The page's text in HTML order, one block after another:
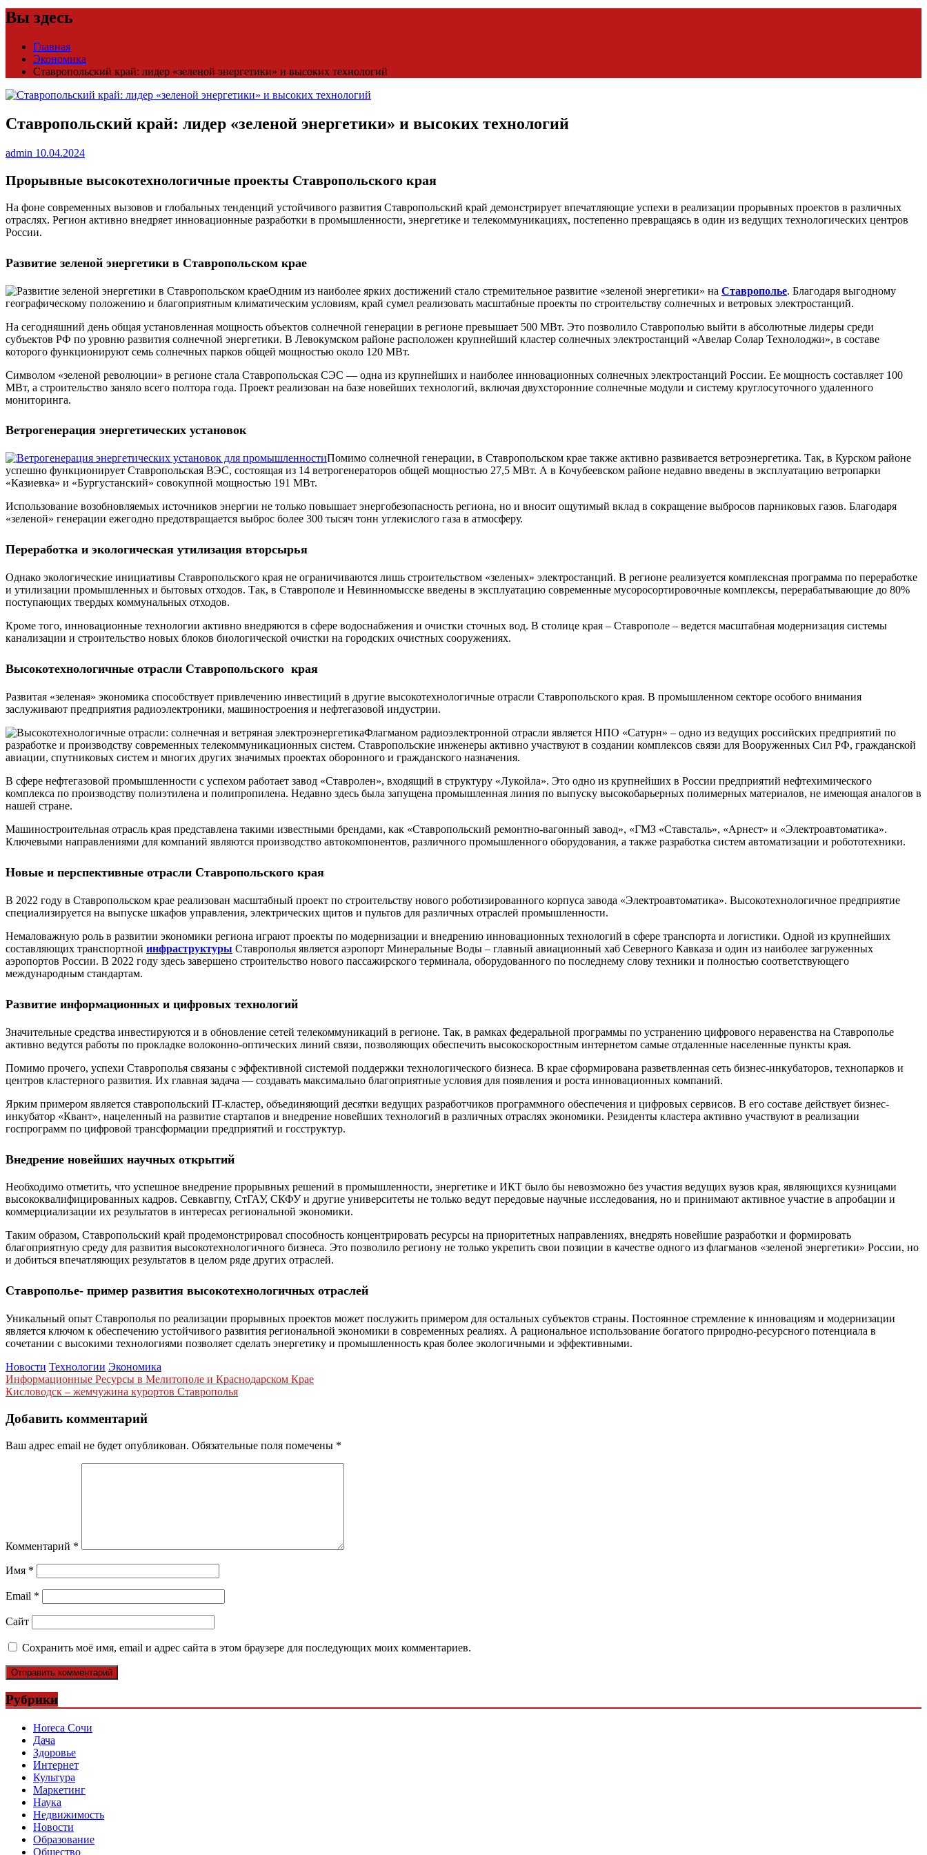
Вы здесь
Главная
Экономика
Ставропольский край: лидер «зеленой энергетики» и высоких технологий
Ставропольский край: лидер «зеленой энергетики» и высоких технологий
admin 10.04.2024
Прорывные высокотехнологичные проекты Ставропольского края
На фоне современных вызовов и глобальных тенденций устойчивого развития Ставропольский край демонстрирует впечатляющие успехи в реализации прорывных проектов в различных
отраслях. Регион активно внедряет инновационные разработки в промышленности, энергетике и телекоммуникациях, постепенно превращаясь в один из ведущих технологических центров
России.
Развитие зеленой энергетики в Ставропольском крае
Одним из наиболее ярких достижений стало стремительное развитие «зеленой энергетики» на Ставрополье. Благодаря выгодному
географическому положению и благоприятным климатическим условиям, край сумел реализовать масштабные проекты по строительству солнечных и ветровых электростанций.
На сегодняшний день общая установленная мощность объектов солнечной генерации в регионе превышает 500 МВт. Это позволило Ставрополью выйти в абсолютные лидеры среди
субъектов РФ по уровню развития солнечной энергетики. В Левокумском районе расположен крупнейший кластер солнечных электростанций «Авелар Солар Технолоджи», в составе
которого функционируют семь солнечных парков общей мощностью около 120 МВт.
Символом «зеленой революции» в регионе стала Ставропольская СЭС — одна из крупнейших и наиболее инновационных солнечных электростанций России. Ее мощность составляет 100
МВт, а строительство заняло всего полтора года. Проект реализован на базе новейших технологий, включая двухсторонние солнечные модули и систему круглосуточного удаленного
мониторинга.
Ветрогенерация энергетических установок
Помимо солнечной генерации, в Ставропольском крае также активно развивается ветроэнергетика. Так, в Курском районе
успешно функционирует Ставропольская ВЭС, состоящая из 14 ветрогенераторов общей мощностью 27,5 МВт. А в Кочубеевском районе недавно введены в эксплуатацию ветропарки
«Казиевка» и «Бургустанский» совокупной мощностью 191 МВт.
Использование возобновляемых источников энергии не только повышает энергобезопасность региона, но и вносит ощутимый вклад в сокращение выбросов парниковых газов. Благодаря
«зеленой» генерации ежегодно предотвращается выброс более 300 тысяч тонн углекислого газа в атмосферу.
Переработка и экологическая утилизация вторсырья
Однако экологические инициативы Ставропольского края не ограничиваются лишь строительством «зеленых» электростанций. В регионе реализуется комплексная программа по переработке
и утилизации промышленных и бытовых отходов. Так, в Ставрополе и Невинномысске введены в эксплуатацию современные мусоросортировочные комплексы, перерабатывающие до 80%
поступающих твердых коммунальных отходов.
Кроме того, инновационные технологии активно внедряются в сфере водоснабжения и очистки сточных вод. В столице края – Ставрополе – ведется масштабная модернизация системы
канализации и строительство новых блоков биологической очистки на городских очистных сооружениях.
Высокотехнологичные отрасли Ставропольского края
Развитая «зеленая» экономика способствует привлечению инвестиций в другие высокотехнологичные отрасли Ставропольского края. В промышленном секторе особого внимания
заслуживают предприятия радиоэлектроники, машиностроения и нефтегазовой индустрии.
Флагманом радиоэлектронной отрасли является НПО «Сатурн» – одно из ведущих российских предприятий по
разработке и производству современных телекоммуникационных систем. Ставропольские инженеры активно участвуют в создании комплексов связи для Вооруженных Сил РФ, гражданской
авиации, спутниковых систем и многих других значимых проектах оборонного и гражданского назначения.
В сфере нефтегазовой промышленности с успехом работает завод «Ставролен», входящий в структуру «Лукойла». Это одно из крупнейших в России предприятий нефтехимического
комплекса по производству полиэтилена и полипропилена. Недавно здесь была запущена промышленная линия по выпуску высокобарьерных полимерных материалов, не имеющая аналогов в
нашей стране.
Машиностроительная отрасль края представлена такими известными брендами, как «Ставропольский ремонтно-вагонный завод», «ГМЗ «Ставсталь», «Арнест» и «Электроавтоматика».
Ключевыми направлениями для компаний являются производство автокомпонентов, различного промышленного оборудования, а также разработка систем автоматизации и робототехники.
Новые и перспективные отрасли Ставропольского края
В 2022 году в Ставропольском крае реализован масштабный проект по строительству нового роботизированного корпуса завода «Электроавтоматика». Высокотехнологичное предприятие
специализируется на выпуске шкафов управления, электрических щитов и пультов для различных отраслей промышленности.
Немаловажную роль в развитии экономики региона играют проекты по модернизации и внедрению инновационных технологий в сфере транспорта и логистики. Одной из крупнейших
составляющих транспортной инфраструктуры Ставрополья является аэропорт Минеральные Воды – главный авиационный хаб Северного Кавказа и один из наиболее загруженных
аэропортов России. В 2022 году здесь завершено строительство нового пассажирского терминала, оборудованного по последнему слову техники и полностью соответствующего
международным стандартам.
Развитие информационных и цифровых технологий
Значительные средства инвестируются и в обновление сетей телекоммуникаций в регионе. Так, в рамках федеральной программы по устранению цифрового неравенства на Ставрополье
активно ведутся работы по прокладке волоконно-оптических линий связи, позволяющих обеспечить высокоскоростным интернетом самые отдаленные населенные пункты края.
Помимо прочего, успехи Ставрополья связаны с эффективной системой поддержки технологического бизнеса. В крае сформирована разветвленная сеть бизнес-инкубаторов, технопарков и
центров кластерного развития. Их главная задача — создавать максимально благоприятные условия для появления и роста инновационных компаний.
Ярким примером является ставропольский IT-кластер, объединяющий десятки ведущих разработчиков программного обеспечения и цифровых сервисов. В его составе действует бизнес-
инкубатор «Квант», нацеленный на развитие стартапов и внедрение новейших технологий в различных отраслях экономики. Резиденты кластера активно участвуют в реализации
госпрограмм по цифровой трансформации предприятий и госструктур.
Внедрение новейших научных открытий
Необходимо отметить, что успешное внедрение прорывных решений в промышленности, энергетике и ИКТ было бы невозможно без участия ведущих вузов края, являющихся кузницами
высококвалифицированных кадров. Севкавгпу, СтГАУ, СКФУ и другие университеты не только ведут передовые научные исследования, но и принимают активное участие в апробации и
коммерциализации их результатов в интересах региональной экономики.
Таким образом, Ставропольский край продемонстрировал способность концентрировать ресурсы на приоритетных направлениях, внедрять новейшие разработки и формировать
благоприятную среду для развития высокотехнологичного бизнеса. Это позволило региону не только укрепить свои позиции в качестве одного из флагманов «зеленой энергетики» России, но
и добиться впечатляющих результатов в целом ряде других отраслей.
Ставрополье- пример развития высокотехнологичных отраслей
Уникальный опыт Ставрополья по реализации прорывных проектов может послужить примером для остальных субъектов страны. Постоянное стремление к инновациям и модернизации
является ключом к обеспечению устойчивого развития региональной экономики в современных реалиях. А рациональное использование богатого природно-ресурсного потенциала в
сочетании с высокими технологиями позволяет сделать энергетику и промышленность края более экологичными и эффективными.
Новости Технологии Экономика
Навигация
по
записям
Информационные Ресурсы в Мелитополе и Краснодарском Крае
Кисловодск – жемчужина курортов Ставрополья
Добавить комментарий
Ваш адрес email не будет опубликован. Обязательные поля помечены *
Комментарий *
Имя *
Email *
Сайт
Сохранить моё имя, email и адрес сайта в этом браузере для последующих моих комментариев.
Рубрики
Horeca Сочи
Дача
Здоровье
Интернет
Культура
Маркетинг
Наука
Недвижимость
Новости
Образование
Общество